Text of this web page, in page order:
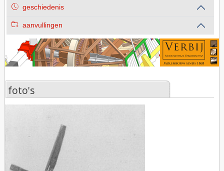
geschiedenis
aanvullingen
foto's